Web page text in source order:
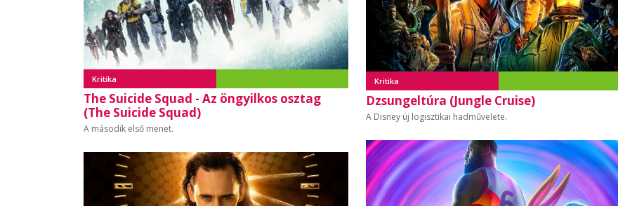
Kritika
The Suicide Squad - Az öngyilkos osztag
(The Suicide Squad)
A második első menet.
Kritika
Dzsungeltúra (Jungle Cruise)
A Disney új logisztikai hadművelete.